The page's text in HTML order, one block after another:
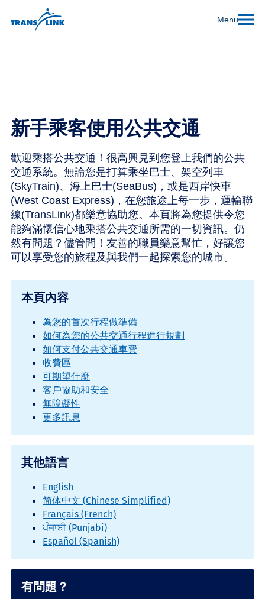
Menu
新手乘客使用公共交通
歡迎乘搭公共交通！很高興見到您登上我們的公共
交通系統。無論您是打算乘坐巴士、架空列車
(SkyTrain)、海上巴士(SeaBus)，或是西岸快車
(West Coast Express)，在您旅途上每一步，運輸聯
線(TransLink)都樂意協助您。本頁將為您提供令您
能夠滿懷信心地乘搭公共交通所需的一切資訊。仍
然有問題？儘管問！友善的職員樂意幫忙，好讓您
可以享受您的旅程及與我們一起探索您的城市。
本頁內容
為您的首次行程做準備
如何為您的公共交通行程進行規劃
如何支付公共交通車費
收費區
可期望什麼
客戶協助和安全
無障礙性
更多訊息
其他語言
English
简体中文 (Chinese Simplified)
Français (French)
ਪੰਜਾਬੀ (Punjabi)
Español (Spanish)
有問題？